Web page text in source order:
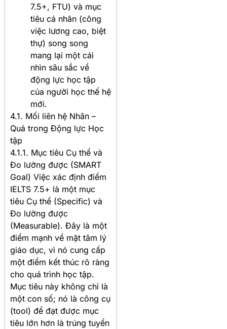
7.5+, FTU) và mục
tiêu cá nhân (công
việc lương cao, biệt
thự) song song
mang lại một cái
nhìn sâu sắc về
động lực học tập
của người học thế hệ
mới.
4.1. Mối liên hệ Nhân –
Quả trong Động lực Học
tập
4.1.1. Mục tiêu Cụ thể và
Đo lường được (SMART
Goal) Việc xác định điểm
IELTS 7.5+ là một mục
tiêu Cụ thể (Specific) và
Đo lường được
(Measurable). Đây là một
điểm mạnh về mặt tâm lý
giáo dục, vì nó cung cấp
một điểm kết thúc rõ ràng
cho quá trình học tập.
Mục tiêu này không chỉ là
một con số; nó là công cụ
(tool) để đạt được mục
tiêu lớn hơn là trúng tuyển